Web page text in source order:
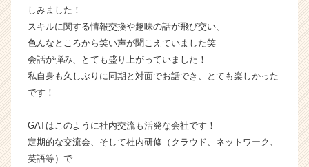
の
タ
イ
ム
|
ベ
しみました！
スキルに関する情報交換や趣味の話が飛び交い、
色んなところから笑い声が聞こえていました笑
会話が弾み、とても盛り上がっていました！
私自身も久しぶりに同期と対面でお話でき、とても楽しかった
です！
GATはこのように社内交流も活発な会社です！
定期的な交流会、そして社内研修（クラウド、ネットワーク、
英語等）で